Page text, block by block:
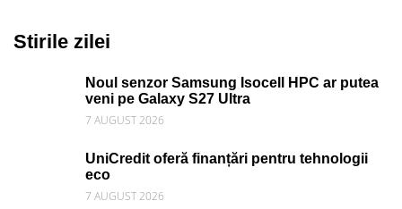
Stirile zilei
Noul senzor Samsung Isocell HPC ar putea
veni pe Galaxy S27 Ultra
7 AUGUST 2026
UniCredit oferă finanțări pentru tehnologii
eco
7 AUGUST 2026